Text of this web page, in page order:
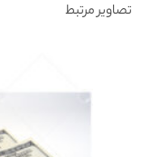
تصاویر مرتبط